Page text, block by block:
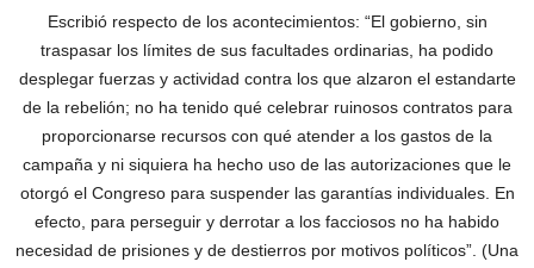
Escribió respecto de los acontecimientos: “El gobierno, sin
traspasar los límites de sus facultades ordinarias, ha podido
desplegar fuerzas y actividad contra los que alzaron el estandarte
de la rebelión; no ha tenido qué celebrar ruinosos contratos para
proporcionarse recursos con qué atender a los gastos de la
campaña y ni siquiera ha hecho uso de las autorizaciones que le
otorgó el Congreso para suspender las garantías individuales. En
efecto, para perseguir y derrotar a los facciosos no ha habido
necesidad de prisiones y de destierros por motivos políticos”. (Una